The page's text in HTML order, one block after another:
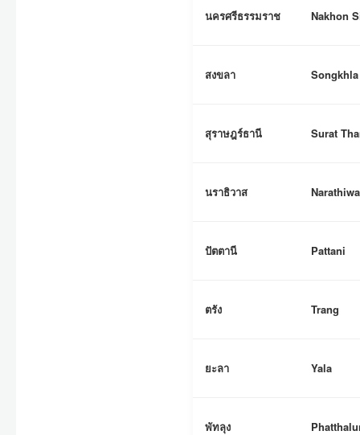
นครศรีธรรมราช Nakhon
สงขลา Songkhla
สุราษฎร์ธานี Surat
นราธิวาส
ปัตตานี Pattani
ตรัง Trang
ยะลา Yala
พัทลุง